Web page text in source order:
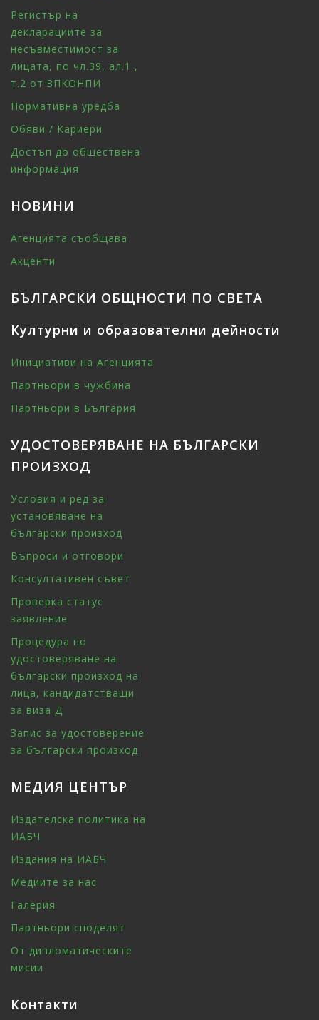
Регистър на
декларациите за
несъвместимост за
лицата, по чл.39, ал.1 ,
т.2 от ЗПКОНПИ
Нормативна уредба
Обяви / Кариери
Достъп до обществена
информация
НОВИНИ
Агенцията съобщава
Акценти
БЪЛГАРСКИ ОБЩНОСТИ ПО СВЕТА
Културни и образователни дейности
Инициативи на Агенцията
Партньори в чужбина
Партньори в България
УДОСТОВЕРЯВАНЕ НА БЪЛГАРСКИ
ПРОИЗХОД
Условия и ред за
установяване на
български произход
Въпроси и отговори
Консултативен съвет
Проверка статус
заявление
Процедура по
удостоверяване на
български произход на
лица, кандидатстващи
за виза Д
Запис за удостоверение
за български произход
МЕДИЯ ЦЕНТЪР
Издателска политика на
ИАБЧ
Издания на ИАБЧ
Медиите за нас
Галерия
Партньори споделят
От дипломатическите
мисии
Контакти